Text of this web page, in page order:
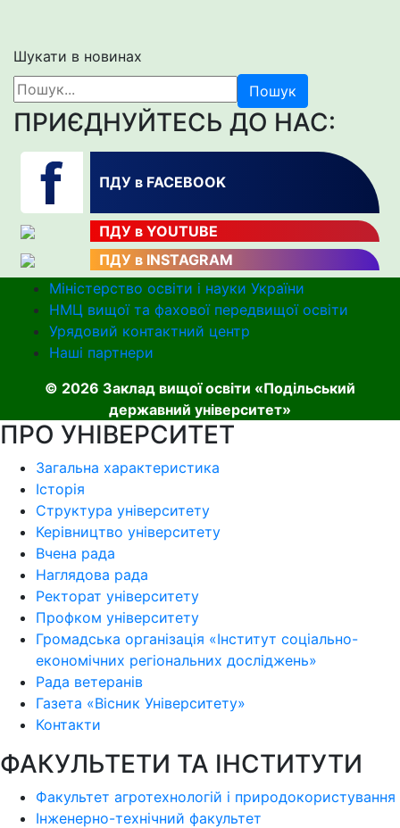
Шукати в новинах
Пошук
ПРИЄДНУЙТЕСЬ ДО НАС:
ПДУ в FACEBOOK
ПДУ в YOUTUBE
ПДУ в INSTAGRAM
Міністерство освіти і науки України
НМЦ вищої та фахової передвищої освіти
Урядовий контактний центр
Наші партнери
© 2026 Заклад вищої освіти «Подільський
державний університет»
ПРО УНІВЕРСИТЕТ
Загальна характеристика
Історія
Структура університету
Керівництво університету
Вчена рада
Наглядова рада
Ректорат університету
Профком університету
Громадська організація «Інститут соціально-
економічних регіональних досліджень»
Рада ветеранів
Газета «Вісник Університету»
Контакти
ФАКУЛЬТЕТИ ТА ІНСТИТУТИ
Факультет агротехнологій і природокористування
Інженерно-технічний факультет